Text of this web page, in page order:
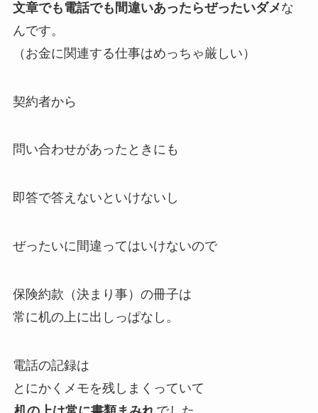
文章でも電話でも間違いあったらぜったいダメな
んです。
（お金に関連する仕事はめっちゃ厳しい）
契約者から
問い合わせがあったときにも
即答で答えないといけないし
ぜったいに間違ってはいけないので
保険約款（決まり事）の冊子は
常に机の上に出しっぱなし。
電話の記録は
とにかくメモを残しまくっていて